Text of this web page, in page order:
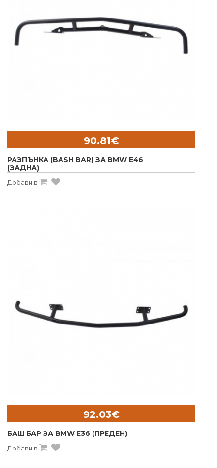
РАЗПЪНКА (BASH BAR) ЗА BMW E46
(ЗАДНА)
90.81€
Добави в
БАШ БАР ЗА BMW E36 (ПРЕДЕН)
92.03€
Добави в